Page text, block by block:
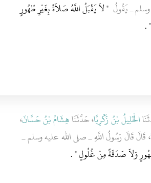
ـ يَقُولُ "‏ لاَ يَقْبَلُ اللَّهُ صَلاَةً بِغَيْرِ طُهُورٍ
‏ ‏.‏
الْخَلِيلُ بْنُ زَكَرِيَّا، حَدَّثَنَاهِشَامُ بْنُ حَسَّانَ،
، قَالَ قَالَ رَسُولُ اللَّهِ ـ صلى الله عليه وسلم ـ ‏
وَلاَ صَدَقَةً مِنْ غُلُولٍ ‏"‏ ‏.‏